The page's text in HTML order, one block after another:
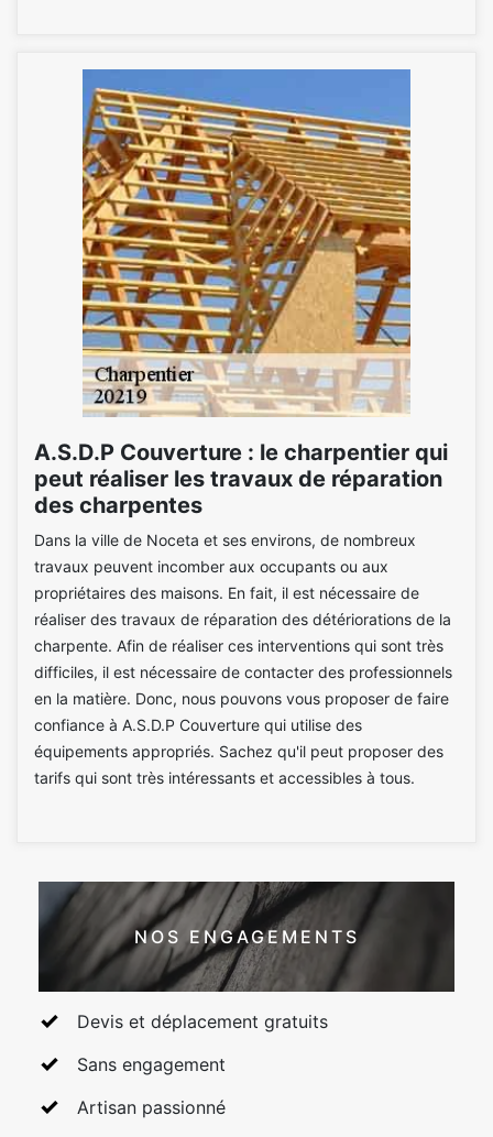
A.S.D.P Couverture : le charpentier qui
peut réaliser les travaux de réparation
des charpentes
Dans la ville de Noceta et ses environs, de nombreux
travaux peuvent incomber aux occupants ou aux
propriétaires des maisons. En fait, il est nécessaire de
réaliser des travaux de réparation des détériorations de la
charpente. Afin de réaliser ces interventions qui sont très
difficiles, il est nécessaire de contacter des professionnels
en la matière. Donc, nous pouvons vous proposer de faire
confiance à A.S.D.P Couverture qui utilise des
équipements appropriés. Sachez qu'il peut proposer des
tarifs qui sont très intéressants et accessibles à tous.
NOS ENGAGEMENTS
Devis et déplacement gratuits
Sans engagement
Artisan passionné